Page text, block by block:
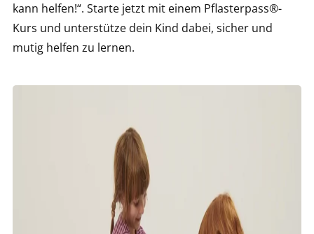
kann helfen!“. Starte jetzt mit einem Pflasterpass®-
Kurs und unterstütze dein Kind dabei, sicher und
mutig helfen zu lernen.